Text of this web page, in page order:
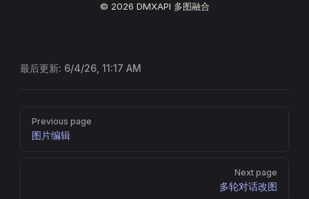
© 2026 DMXAPI 多图融合
最后更新: 6/4/26, 11:17 AM
Pager
Previous page
图片编辑
Next page
多轮对话改图